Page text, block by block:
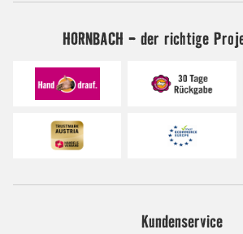
HORNBACH - der richtige
Kundenservice